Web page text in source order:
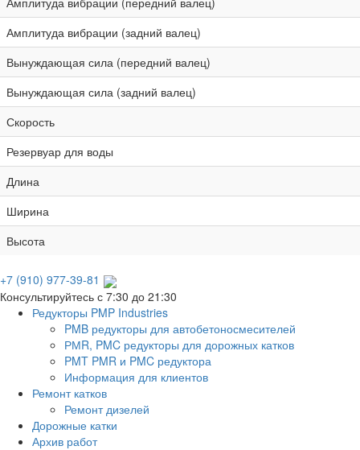
Амплитуда вибрации (задний валец)
Вынуждающая сила (передний валец)
Вынуждающая сила (задний валец)
Скорость
Резервуар для воды
Длина
Ширина
Высота
+7 (910) 977-39-81
Консультируйтесь с 7:30 до 21:30
Редукторы PMP Industries
PMB редукторы для автобетоносмесителей
РМR, PMC редукторы для дорожных катков
PMT PMR и PMC редуктора
Информация для клиентов
Ремонт катков
Ремонт дизелей
Дорожные катки
Архив работ